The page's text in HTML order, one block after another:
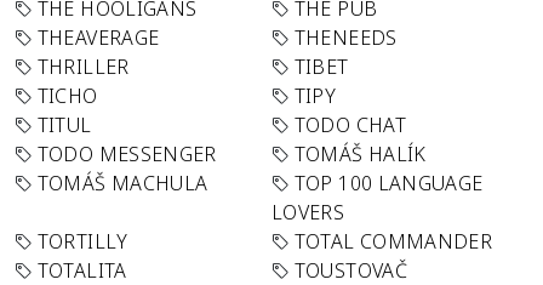
THE HOOLIGANS
THE PUB
THEAVERAGE
THENEEDS
THRILLER
TIBET
TICHO
TIPY
TITUL
TODO CHAT
TODO MESSENGER
TOMÁŠ HALÍK
TOMÁŠ MACHULA
TOP 100 LANGUAGE
LOVERS
TORTILLY
TOTAL COMMANDER
TOTALITA
TOUSTOVAČ